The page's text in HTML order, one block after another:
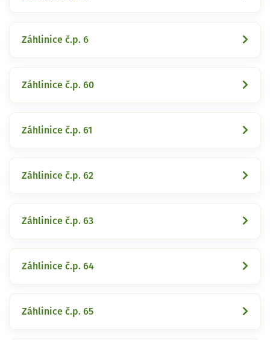
Záhlinice č.p. 6
Záhlinice č.p. 60
Záhlinice č.p. 61
Záhlinice č.p. 62
Záhlinice č.p. 63
Záhlinice č.p. 64
Záhlinice č.p. 65